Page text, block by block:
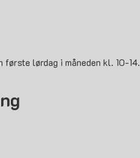
lørdag i måneden kl. 10-14.